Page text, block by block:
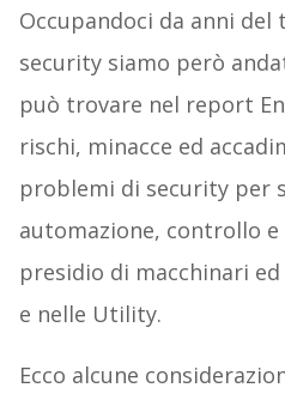
Occupandoci da anni del
security siamo però
può trovare nel report
rischi, minacce ed
problemi di security per
automazione, controllo
presidio di macchinari
e nelle Utility.
Ecco alcune